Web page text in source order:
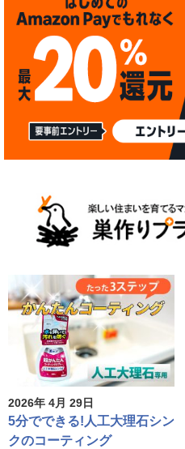
2026年 4月 29日
5分でできる!人工大理石シン
クのコーティング